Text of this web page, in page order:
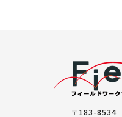
〒183-8534